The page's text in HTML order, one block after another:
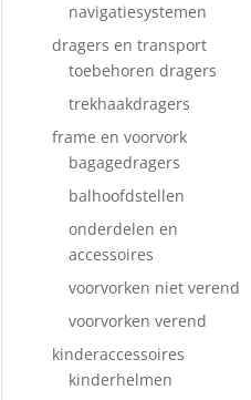
navigatiesystemen
dragers en transport
toebehoren dragers
trekhaakdragers
frame en voorvork
bagagedragers
balhoofdstellen
onderdelen en
accessoires
voorvorken niet verend
voorvorken verend
kinderaccessoires
kinderhelmen